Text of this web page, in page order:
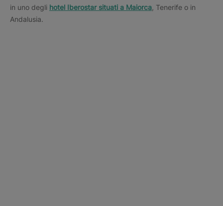
in uno degli hotel Iberostar situati a Maiorca , Tenerife o in
Andalusia.